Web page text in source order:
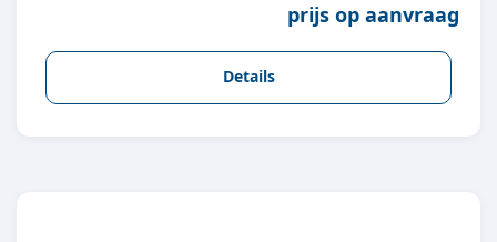
prijs op aanvraag
Details